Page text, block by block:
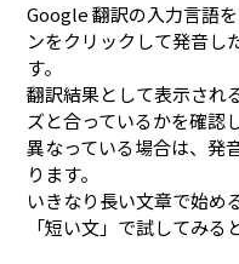
Google 翻訳の入力言語
ンをクリックして発音し
す。
翻訳結果として表示され
ズと合っているかを確認
異なっている場合は、発
ります。
いきなり長い文章で始め
「短い文」で試してみる